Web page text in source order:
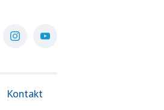
Kontakt